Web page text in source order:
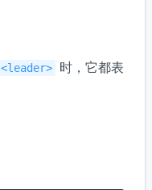
<leader>
时，它都表